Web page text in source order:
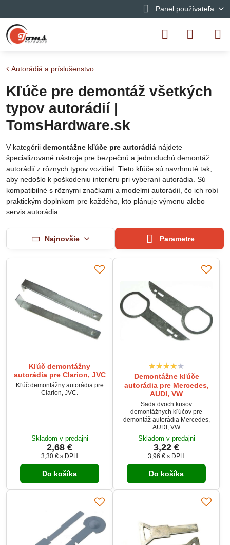
Panel používateľa
Autorádiá a príslušenstvo
Kľúče pre demontáž všetkých
typov autorádií |
TomsHardware.sk
V kategórii demontážne kľúče pre autorádiá nájdete
špecializované nástroje pre bezpečnú a jednoduchú demontáž
autorádií z rôznych typov vozidiel. Tieto kľúče sú navrhnuté tak,
aby nedošlo k poškodeniu interiéru pri vyberaní autorádia. Sú
kompatibilné s rôznymi značkami a modelmi autorádií, čo ich robí
praktickým doplnkom pre každého, kto plánuje výmenu alebo
servis autorádia
Najnovšie Parametre
Kľúč demontážny
autorádia pre Clarion, JVC
Kľúč demontážny autorádia pre
Clarion, JVC.
Skladom v predajni
2,68 €
3,30 € s DPH
Do košíka
Demontážne kľúče
autorádia pre Mercedes,
AUDI, VW
Sada dvoch kusov
demontážnych kľúčov pre
demontáž autorádia Mercedes,
AUDI, VW
Skladom v predajni
3,22 €
3,96 € s DPH
Do košíka